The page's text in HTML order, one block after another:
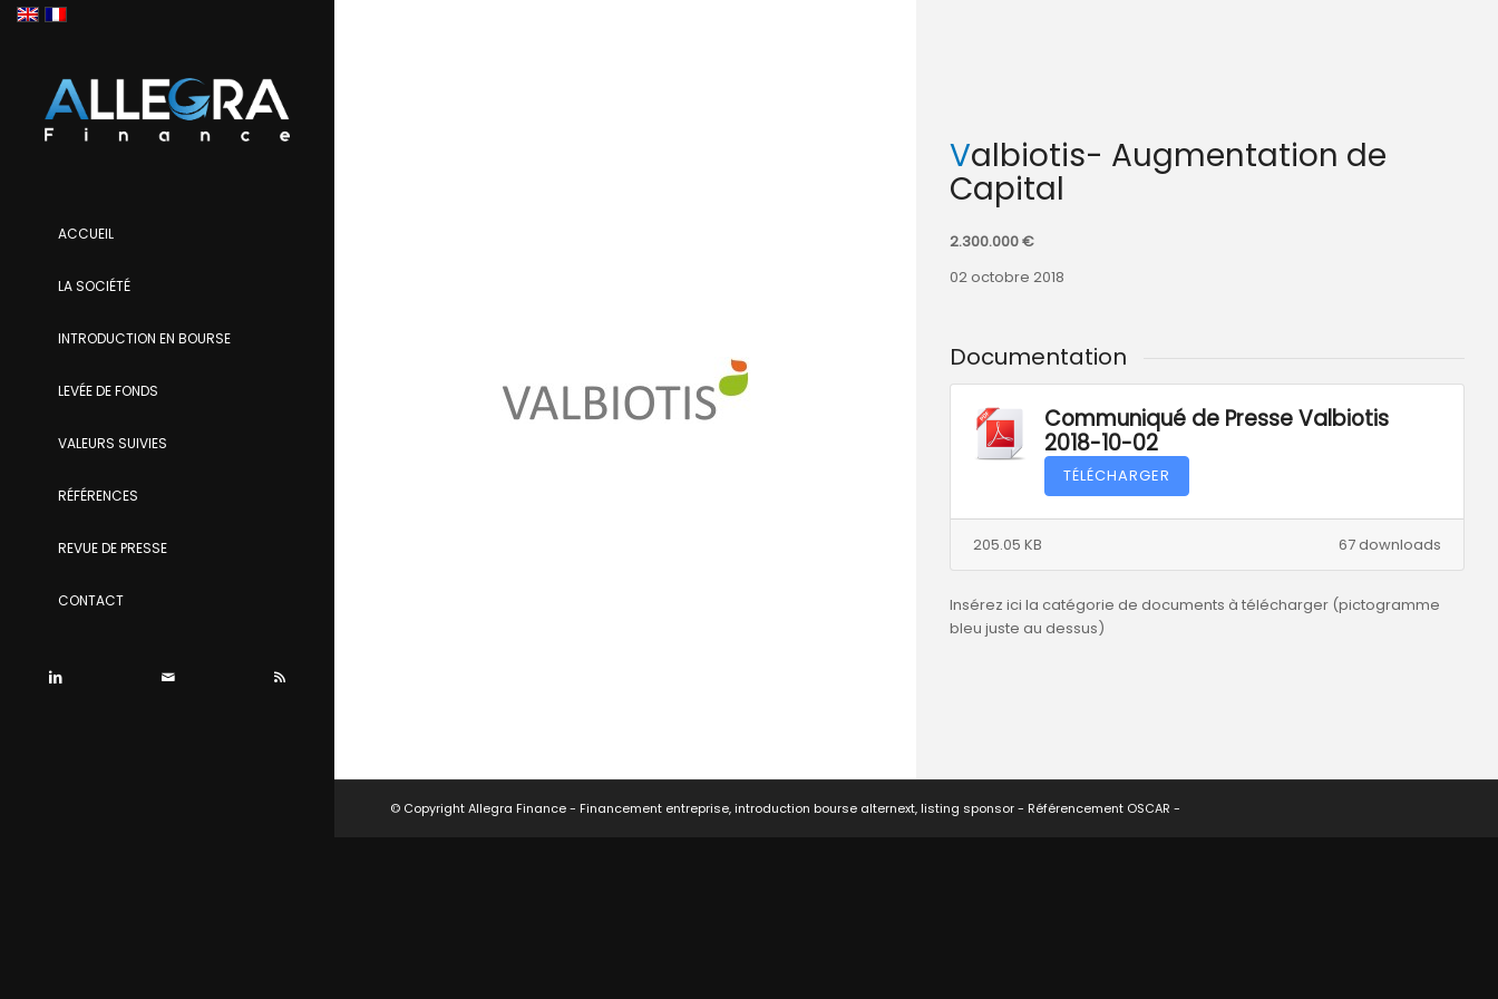
ACCUEIL
LA SOCIÉTÉ
INTRODUCTION EN BOURSE
LEVÉE DE FONDS
VALEURS SUIVIES
RÉFÉRENCES
REVUE DE PRESSE
CONTACT
Valbiotis- Augmentation de
Capital
2.300.000 €
02 octobre 2018
Documentation
Communiqué de Presse Valbiotis
2018-10-02
TÉLÉCHARGER
67 downloads
205.05 KB
Insérez ici la catégorie de documents à télécharger (pictogramme
bleu juste au dessus)
© Copyright Allegra Finance - Financement entreprise, introduction bourse alternext, listing sponsor - Référencement OSCAR -